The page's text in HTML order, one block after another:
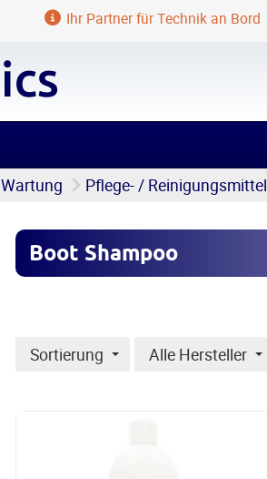
Ihr Partner für Technik an Bord
Pflege- / Reinigungsmittel
Boot Shampoo
Sortierung Alle Hersteller